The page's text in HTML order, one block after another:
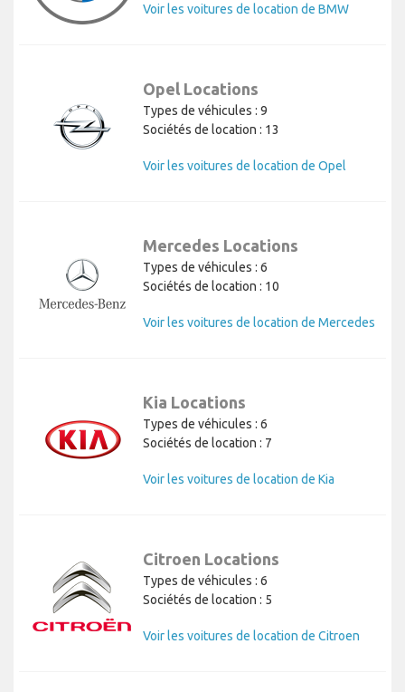
Voir les voitures de location de BMW
Opel Locations
Types de véhicules : 9
Sociétés de location : 13
Voir les voitures de location de Opel
Mercedes Locations
Types de véhicules : 6
Sociétés de location : 10
Voir les voitures de location de Mercedes
Kia Locations
Types de véhicules : 6
Sociétés de location : 7
Voir les voitures de location de Kia
Citroen Locations
Types de véhicules : 6
Sociétés de location : 5
Voir les voitures de location de Citroen